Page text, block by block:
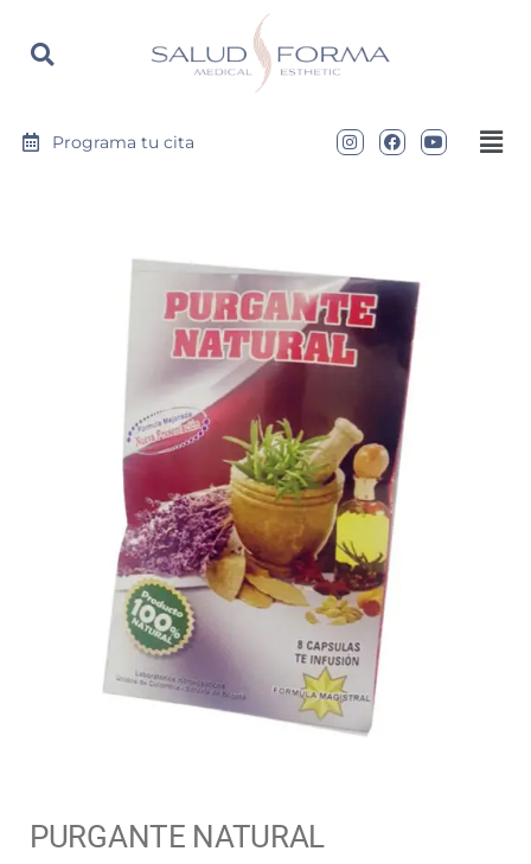
https://saludyformamedical.com
Programa tu cita
PURGANTE NATURAL